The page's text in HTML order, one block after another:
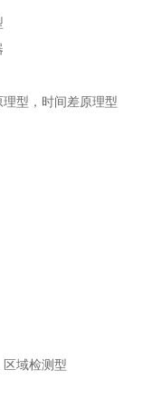
型，时间差原理型
域检测型